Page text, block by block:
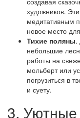
художников.
медитативным
новое место
Тихие поляны.
небольшие
работы на
мольберт или
погрузиться в
и суету.
3.